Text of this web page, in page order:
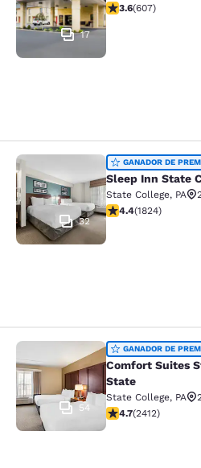
17
calificación de 3.63
3.6(607)
Sleep Inn State
32
GANADOR DE
Sleep Inn State
State College, PA
calificación de 4.4
4.4(1824)
Comfort Suites
54
GANADOR DE
Comfort Suites
State
State College, PA
calificación de 4.67
4.7(2412)